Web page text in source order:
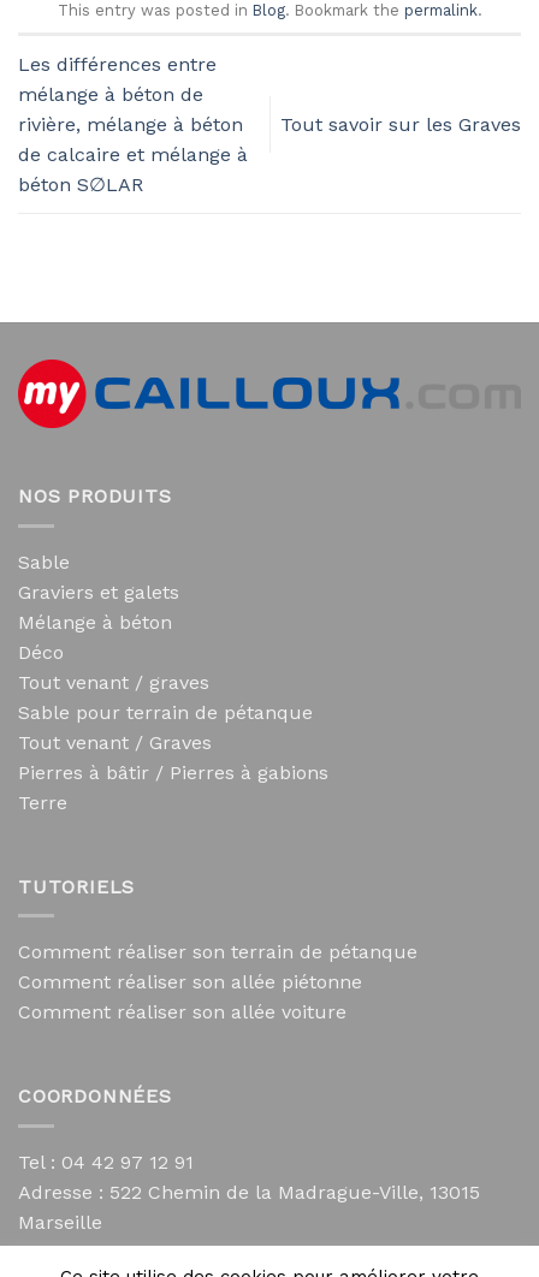
This entry was posted in Blog. Bookmark the permalink.
Les différences entre
mélange à béton de
rivière, mélange à béton
de calcaire et mélange à
béton S∅LAR
Tout savoir sur les Graves
NOS PRODUITS
Sable
Graviers et galets
Mélange à béton
Déco
Tout venant / graves
Sable pour terrain de pétanque
Tout venant / Graves
Pierres à bâtir / Pierres à gabions
Terre
TUTORIELS
Comment réaliser son terrain de pétanque
Comment réaliser son allée piétonne
Comment réaliser son allée voiture
COORDONNÉES
Tel : 04 42 97 12 91
Adresse : 522 Chemin de la Madrague-Ville, 13015
Marseille
contact@mycailloux.com